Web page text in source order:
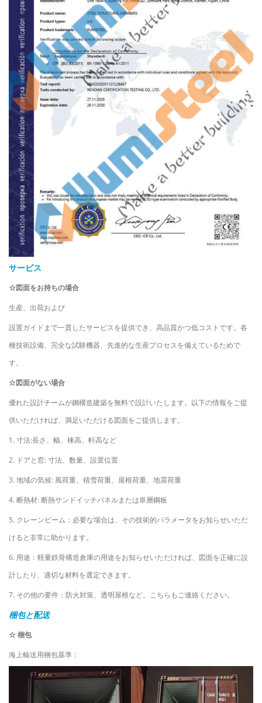
サービス
☆図面をお持ちの場合
生産、出荷および
設置ガイドまで一貫したサービスを提供でき、高品質かつ低コストです。各
種技術設備、完全な試験機器、先進的な生産プロセスを備えているためで
す。
☆図面がない場合
優れた設計チームが鋼構造建築を無料で設計いたします。以下の情報をご提
供いただければ、満足いただける図面をご提供します。
1. 寸法:長さ、幅、棟高、軒高など
2. ドアと窓: 寸法、数量、設置位置
3. 地域の気候: 風荷重、積雪荷重、屋根荷重、地震荷重
4. 断熱材: 断熱サンドイッチパネルまたは単層鋼板
5. クレーンビーム：必要な場合は、その技術的パラメータをお知らせいただ
けると非常に助かります。
6. 用途：軽量鉄骨構造倉庫の用途をお知らせいただければ、図面を正確に設
計したり、適切な材料を選定できます。
7. その他の要件：防火対策、透明屋根など。こちらもご連絡ください。
梱包と配送
☆ 梱包
海上輸送用梱包基準：